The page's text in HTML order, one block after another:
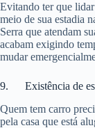
Evitando ter que
meio de sua estadia
Serra que atendam
acabam exigindo
mudar
9. Existência de
Quem tem carro
pela casa que está